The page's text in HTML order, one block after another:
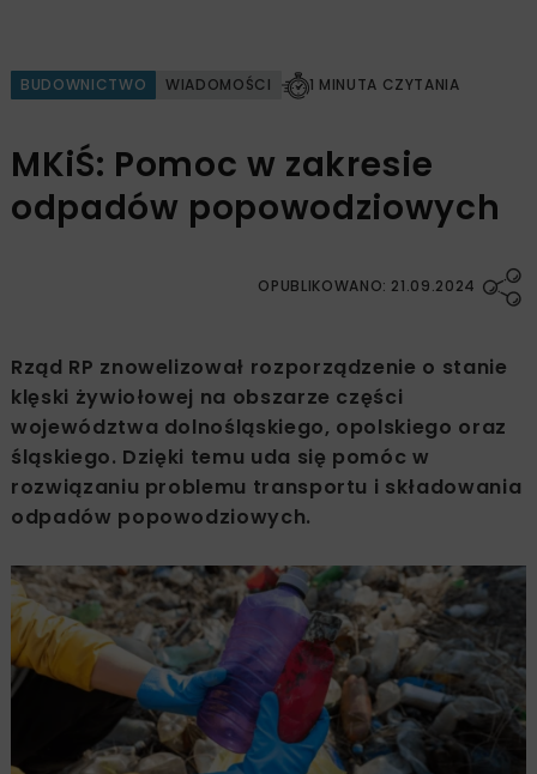
BUDOWNICTWO WIADOMOŚCI 1 MINUTA CZYTANIA
MKiŚ: Pomoc w zakresie
odpadów popowodziowych
OPUBLIKOWANO: 21.09.2024
Rząd RP znowelizował rozporządzenie o stanie
klęski żywiołowej na obszarze części
województwa dolnośląskiego, opolskiego oraz
śląskiego. Dzięki temu uda się pomóc w
rozwiązaniu problemu transportu i składowania
odpadów popowodziowych.